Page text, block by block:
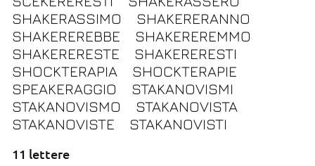
SHAKERASSIMO
SHAKERERANNO
SHAKEREREBBE
SHAKEREREMMO
SHAKERERESTE
SHAKERERESTI
SHOCKTERAPIA
SHOCKTERAPIE
SPEAKERAGGIO
STAKANOVISMI
STAKANOVISMO
STAKANOVISTA
STAKANOVISTE
STAKANOVISTI
11 lettere